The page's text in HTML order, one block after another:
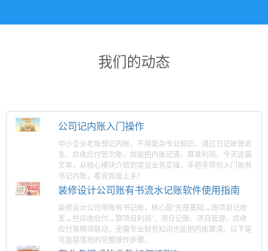
我们的动态
公司记内账入门操作
中小企业老板想记内账，不用复杂专业知识，通过日记账管收
支、应收应付管欠账，就能把内账记清、算准利润。今天这篇
文章，从核心模块介绍到常见业务实操，手把手带你入门账有
书记内账，看完就能上手！
装修设计公司账有书流水记账软件使用指南
装修设计公司用账有书记账，核心是“先搭基础→按项目记收
支→控应收应付→算项目利润”，用日记账、项目管理、应收
应付等模块联动，无需专业财务知识也能把内账算清。以下是
可直接落地的完整操作步骤。